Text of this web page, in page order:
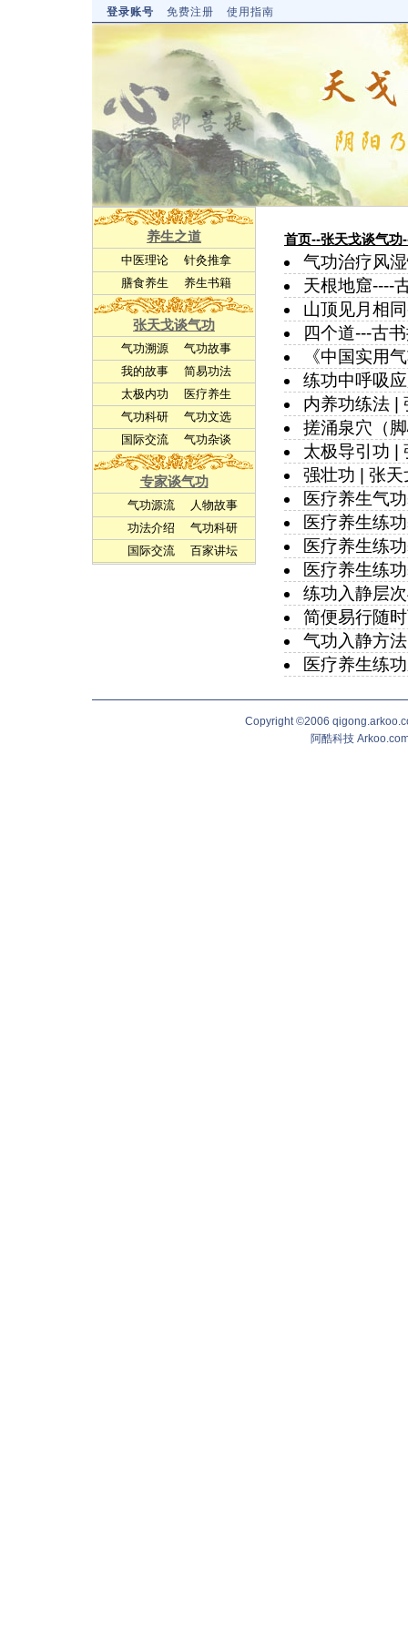
登录账号 免费注册 使用指南
养生之道
中医理论
针灸推拿
膳食养生
养生书籍
张天戈谈气功
气功溯源
气功故事
我的故事
简易功法
太极内功
医疗养生
气功科研
气功文选
国际交流
气功杂谈
专家谈气功
气功源流
人物故事
功法介绍
气功科研
国际交流
百家讲坛
首页--张天戈谈气功
气功治疗风
天根地窟----
山顶见月相
四个道---古
《中国实用
练功中呼吸
内养功练法
搓涌泉穴（
太极导引功
强壮功
张天
医疗养生气
医疗养生练
医疗养生练
医疗养生练
练功入静层
简便易行随
气功入静方法
医疗养生练
Copyright ©2006
阿酷科技